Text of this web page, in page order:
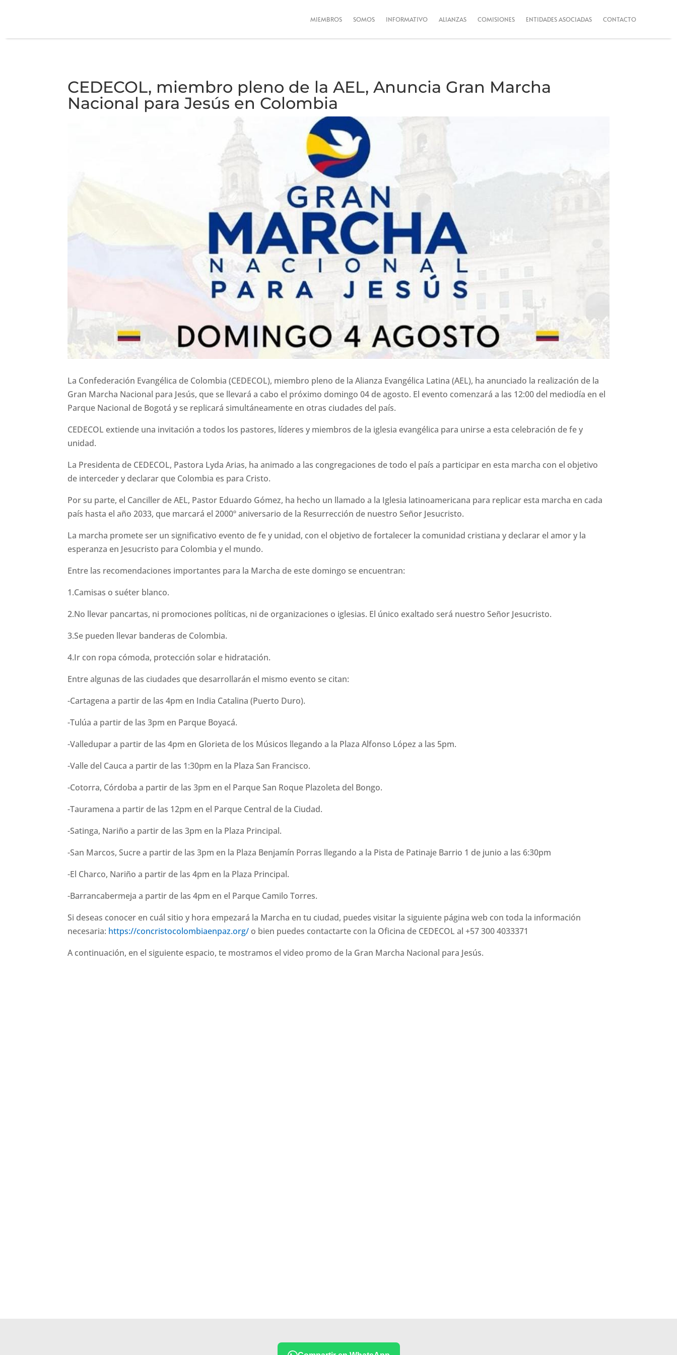
MIEMBROS SOMOS INFORMATIVO ALIANZAS COMISIONES ENTIDADES ASOCIADAS CONTACTO
CEDECOL, miembro pleno de la AEL, Anuncia Gran Marcha
Nacional para Jesús en Colombia
La Confederación Evangélica de Colombia (CEDECOL), miembro pleno de la Alianza Evangélica Latina (AEL), ha anunciado la realización de la
Gran Marcha Nacional para Jesús, que se llevará a cabo el próximo domingo 04 de agosto. El evento comenzará a las 12:00 del mediodía en el
Parque Nacional de Bogotá y se replicará simultáneamente en otras ciudades del país.
CEDECOL extiende una invitación a todos los pastores, líderes y miembros de la iglesia evangélica para unirse a esta celebración de fe y
unidad.
La Presidenta de CEDECOL, Pastora Lyda Arias, ha animado a las congregaciones de todo el país a participar en esta marcha con el objetivo
de interceder y declarar que Colombia es para Cristo.
Por su parte, el Canciller de AEL, Pastor Eduardo Gómez, ha hecho un llamado a la Iglesia latinoamericana para replicar esta marcha en cada
país hasta el año 2033, que marcará el 2000º aniversario de la Resurrección de nuestro Señor Jesucristo.
La marcha promete ser un significativo evento de fe y unidad, con el objetivo de fortalecer la comunidad cristiana y declarar el amor y la
esperanza en Jesucristo para Colombia y el mundo.
Entre las recomendaciones importantes para la Marcha de este domingo se encuentran:
1.Camisas o suéter blanco.
2.No llevar pancartas, ni promociones políticas, ni de organizaciones o iglesias. El único exaltado será nuestro Señor Jesucristo.
3.Se pueden llevar banderas de Colombia.
4.Ir con ropa cómoda, protección solar e hidratación.
Entre algunas de las ciudades que desarrollarán el mismo evento se citan:
-Cartagena a partir de las 4pm en India Catalina (Puerto Duro).
-Tulúa a partir de las 3pm en Parque Boyacá.
-Valledupar a partir de las 4pm en Glorieta de los Músicos llegando a la Plaza Alfonso López a las 5pm.
-Valle del Cauca a partir de las 1:30pm en la Plaza San Francisco.
-Cotorra, Córdoba a partir de las 3pm en el Parque San Roque Plazoleta del Bongo.
-Tauramena a partir de las 12pm en el Parque Central de la Ciudad.
-Satinga, Nariño a partir de las 3pm en la Plaza Principal.
-San Marcos, Sucre a partir de las 3pm en la Plaza Benjamín Porras llegando a la Pista de Patinaje Barrio 1 de junio a las 6:30pm
-El Charco, Nariño a partir de las 4pm en la Plaza Principal.
-Barrancabermeja a partir de las 4pm en el Parque Camilo Torres.
Si deseas conocer en cuál sitio y hora empezará la Marcha en tu ciudad, puedes visitar la siguiente página web con toda la información
necesaria: https://concristocolombiaenpaz.org/ o bien puedes contactarte con la Oficina de CEDECOL al +57 300 4033371
A continuación, en el siguiente espacio, te mostramos el video promo de la Gran Marcha Nacional para Jesús.